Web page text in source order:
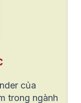
của
trong ngành